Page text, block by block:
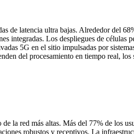
de latencia ultra bajas. Alrededor del
integradas. Los despliegues de células
5G en el sitio impulsadas por
del procesamiento en tiempo real, los
la red más altas. Más del 77% de los
robustos y receptivos. La